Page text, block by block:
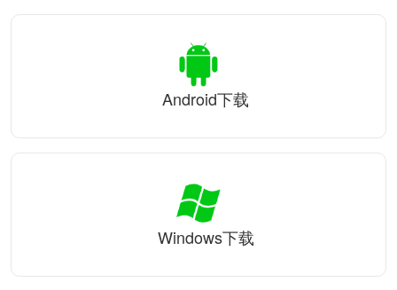
Android下载
Windows下载